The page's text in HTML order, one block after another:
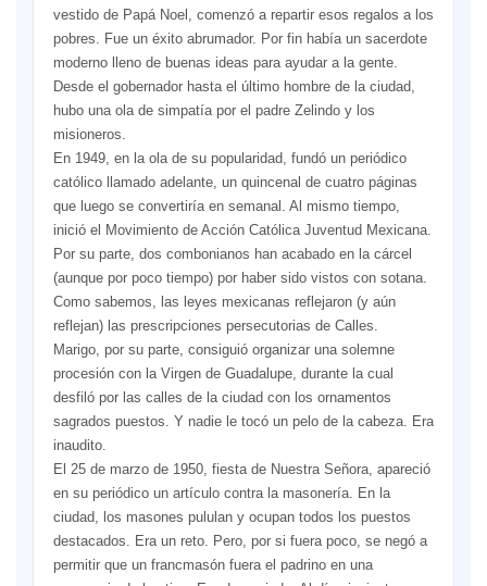
vestido de Papá Noel, comenzó a repartir esos regalos a los
pobres. Fue un éxito abrumador. Por fin había un sacerdote
moderno lleno de buenas ideas para ayudar a la gente.
Desde el gobernador hasta el último hombre de la ciudad,
hubo una ola de simpatía por el padre Zelindo y los
misioneros.
En 1949, en la ola de su popularidad, fundó un periódico
católico llamado adelante, un quincenal de cuatro páginas
que luego se convertiría en semanal. Al mismo tiempo,
inició el Movimiento de Acción Católica Juventud Mexicana.
Por su parte, dos combonianos han acabado en la cárcel
(aunque por poco tiempo) por haber sido vistos con sotana.
Como sabemos, las leyes mexicanas reflejaron (y aún
reflejan) las prescripciones persecutorias de Calles.
Marigo, por su parte, consiguió organizar una solemne
procesión con la Virgen de Guadalupe, durante la cual
desfiló por las calles de la ciudad con los ornamentos
sagrados puestos. Y nadie le tocó un pelo de la cabeza. Era
inaudito.
El 25 de marzo de 1950, fiesta de Nuestra Señora, apareció
en su periódico un artículo contra la masonería. En la
ciudad, los masones pululan y ocupan todos los puestos
destacados. Era un reto. Pero, por si fuera poco, se negó a
permitir que un francmasón fuera el padrino en una